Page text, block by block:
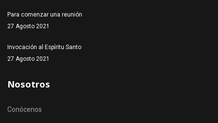
Para comenzar una reunión
27 Agosto 2021
Invocación al Espíritu Santo
27 Agosto 2021
Nosotros
Conócenos